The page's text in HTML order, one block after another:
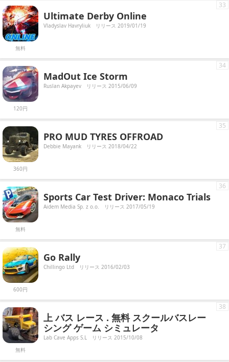
無料
Ultimate Derby Online
Vladyslav Havryliuk リリース 2019/01/19
33
120円
MadOut Ice Storm
Ruslan Akpayev リリース 2015/06/09
34
360円
PRO MUD TYRES OFFROAD
Debbie Mayank リリース 2018/04/22
35
無料
Sports Car Test Driver: Monaco Trials
Aidem Media Sp. z o.o. リリース 2017/05/19
36
600円
Go Rally
Chillingo Ltd リリース 2016/02/03
37
無料
上 バス レース . 無料 スクールバスレー
シング ゲーム シミュレータ
Lab Cave Apps S.L リリース 2015/10/08
38